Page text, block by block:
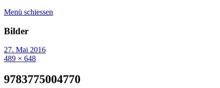
Menü schiessen
Bilder
27. Mai 2016
489 × 648
9783775004770